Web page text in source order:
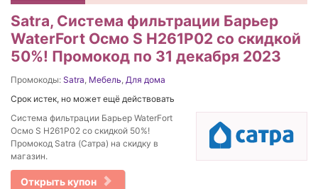
Satra, Система фильтрации Барьер
WaterFort Осмо S H261P02 со скидкой
50%! Промокод по 31 декабря 2023
Промокоды: Satra, Мебель, Для дома
Срок истек, но может ещё действовать
Система фильтрации Барьер WaterFort
Осмо S H261P02 со скидкой 50%!
Промокод Satra (Сатра) на скидку в
магазин.
Открыть купон